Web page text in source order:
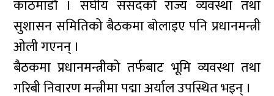
काठमाडौं । संघीय संसदको राज्य व्यवस्था तथा
सुशासन समितिको बैठकमा बाेलाइए पनि प्रधानमन्त्री
ओली गएनन् ।
बैठकमा प्रधानमन्त्रीको तर्फबाट भूमि व्यवस्था तथा
गरिबी निवारण मन्त्रीमा पद्मा अर्याल उपस्थित भइन् ।